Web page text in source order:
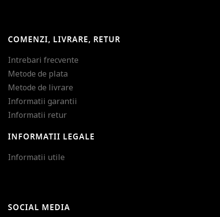
COMENZI, LIVRARE, RETUR
Intrebari frecvente
Metode de plata
Metode de livrare
Informatii garantii
Informatii retur
INFORMATII LEGALE
Informatii utile
SOCIAL MEDIA